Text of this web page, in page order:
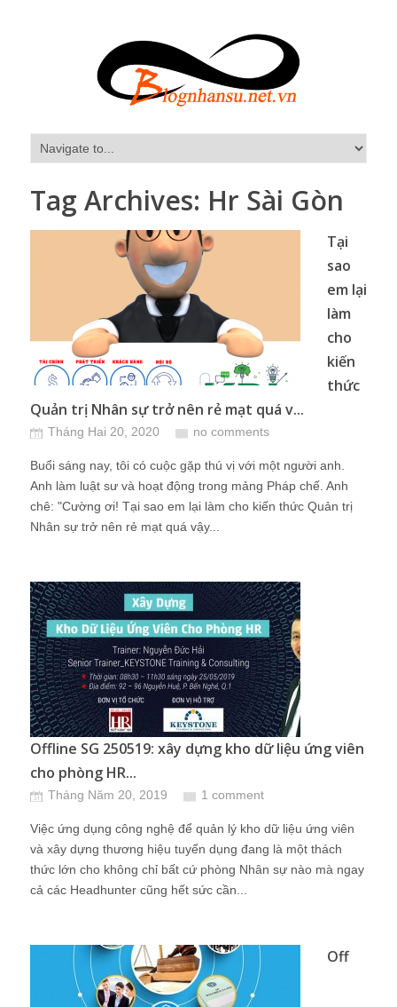
Tag Archives: Hr Sài Gòn
Tại
sao
em lại
làm
cho
kiến
thức
Quản trị Nhân sự trở nên rẻ mạt quá v...
Tháng Hai 20, 2020 no comments
Buổi sáng nay, tôi có cuộc gặp thú vị với một người anh.
Anh làm luật sư và hoạt động trong mảng Pháp chế. Anh
chê: "Cường ơi! Tại sao em lại làm cho kiến thức Quản trị
Nhân sự trở nên rẻ mạt quá vậy...
Offline SG 250519: xây dựng kho dữ liệu ứng viên
cho phòng HR...
Tháng Năm 20, 2019 1 comment
Việc ứng dụng công nghệ để quản lý kho dữ liệu ứng viên
và xây dựng thương hiệu tuyển dụng đang là một thách
thức lớn cho không chỉ bất cứ phòng Nhân sự nào mà ngay
cả các Headhunter cũng hết sức cần...
Off